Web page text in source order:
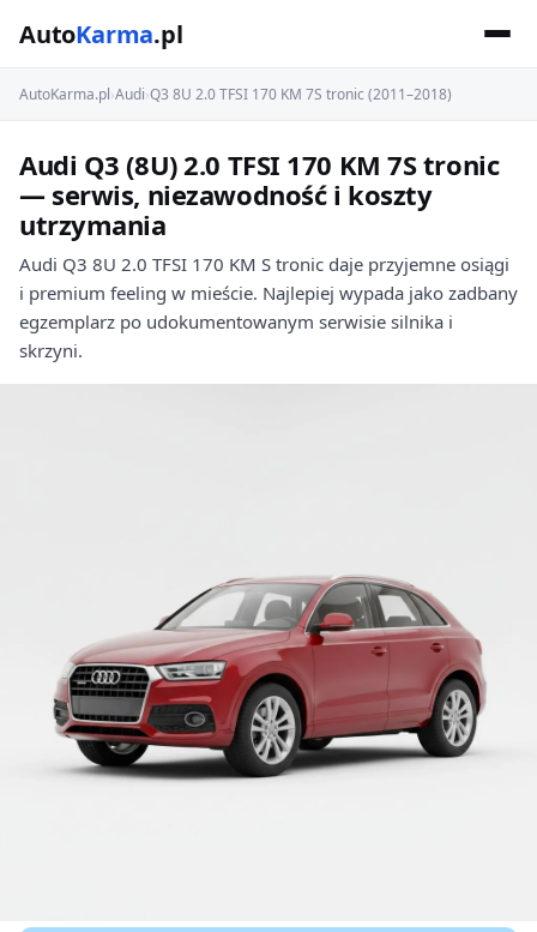
AutoKarma.pl
AutoKarma.pl›Audi›Q3 8U 2.0 TFSI 170 KM 7S tronic (2011–2018)
Audi Q3 (8U) 2.0 TFSI 170 KM 7S tronic
— serwis, niezawodność i koszty
utrzymania
Audi Q3 8U 2.0 TFSI 170 KM S tronic daje przyjemne osiągi
i premium feeling w mieście. Najlepiej wypada jako zadbany
egzemplarz po udokumentowanym serwisie silnika i
skrzyni.